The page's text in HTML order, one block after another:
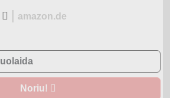
| amazon.de
Noriu!